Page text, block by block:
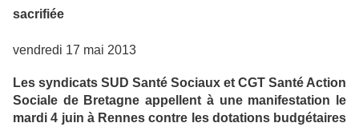
sacrifiée
vendredi 17 mai 2013
Les syndicats SUD Santé Sociaux et CGT Santé Action
Sociale de Bretagne appellent à une manifestation le
mardi 4 juin à Rennes contre les dotations budgétaires